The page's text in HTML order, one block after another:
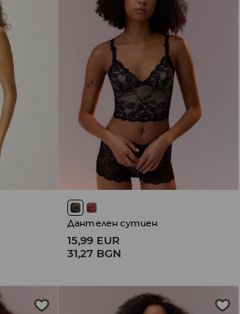
Дантелен сутиен
15,99 EUR
31,27 BGN